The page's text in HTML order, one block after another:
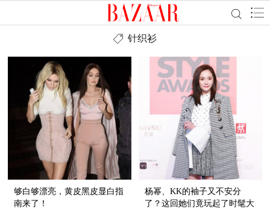
针织衫
够白够漂亮，黄皮黑皮显白指
南来了！
杨幂、KK的袖子又不安分
了？这回她们竟玩起了时髦大